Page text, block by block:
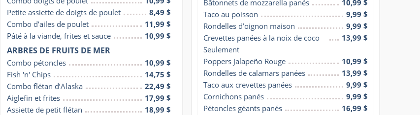
Petite assiette de doigts de poulet
8,49 $
Combo d’ailes de poulet
11,99 $
Pâté à la viande, frites et sauce
10,99 $
ARBRES DE FRUITS DE MER
Combo pétoncles
10,99 $
Fish 'n' Chips
14,75 $
Combo flétan d’Alaska
22,49 $
Aiglefin et frites
17,99 $
Assiette de petit flétan
18,99 $
Bâtonnets de mozzarella panés
10,99 $
Taco au poisson
9,99 $
Rondelles d’oignon maison
9,99 $
Crevettes panées à la noix de coco
Seulement
13,99 $
Poppers Jalapeño Rouge
10,99 $
Rondelles de calamars panées
13,99 $
Taco aux crevettes panées
9,99 $
Cornichons panés
9,99 $
Pétoncles géants panés
16,99 $